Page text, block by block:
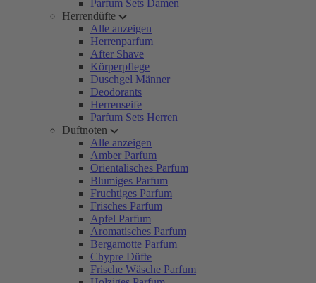
Parfum Sets Damen
Herrendüfte
Alle anzeigen
Herrenparfum
After Shave
Körperpflege
Duschgel Männer
Deodorants
Herrenseife
Parfum Sets Herren
Duftnoten
Alle anzeigen
Amber Parfum
Orientalisches Parfum
Blumiges Parfum
Fruchtiges Parfum
Frisches Parfum
Apfel Parfum
Aromatisches Parfum
Bergamotte Parfum
Chypre Düfte
Frische Wäsche Parfum